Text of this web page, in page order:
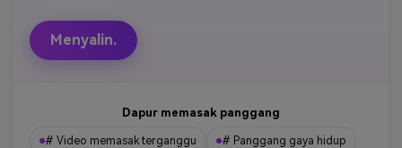
Menyalin.
Dapur memasak panggang
# Video memasak terganggu # Panggang gaya hidup